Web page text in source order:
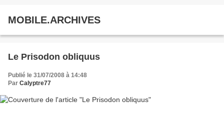
MOBILE.ARCHIVES
Le Prisodon obliquus
Publié le 31/07/2008 à 14:48
Par Calyptre77